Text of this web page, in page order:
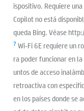
ispositivo. Requiere
Copilot no está
queda Bing. Véase
7 Wi-Fi 6E requiere un
ra poder funcionar en
untos de acceso
retroactiva con
en los países donde se